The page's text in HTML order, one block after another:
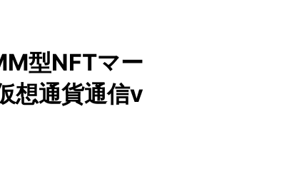
型NFTマー
想通貨通信v